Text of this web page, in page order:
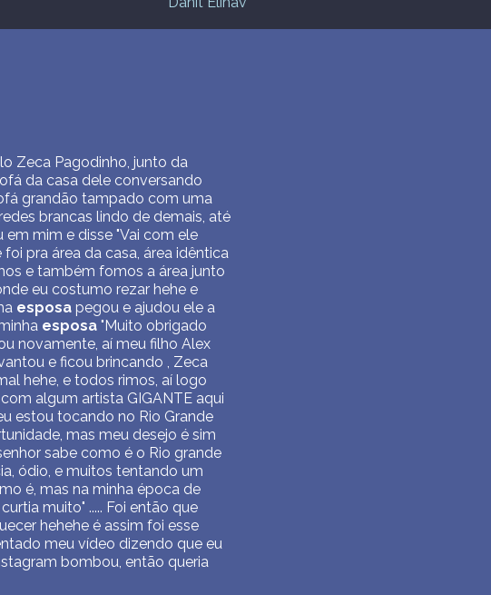
Zeca Pagodinho, junto da
da casa dele conversando
grandão tampado com uma
brancas lindo de demais, até
mim e disse "Vai com ele
pra área da casa, área idêntica
e também fomos a área junto
eu costumo rezar hehe e
esposapegou e ajudou ele a
esposa"Muito obrigado
novamente, aí meu filho Alex
e ficou brincando , Zeca
hehe, e todos rimos, aí logo
algum artista GIGANTE aqui
estou tocando no Rio Grande
mas meu desejo é sim
sabe como é o Rio grande
ódio, e muitos tentando um
é, mas na minha época de
muito" ..... Foi então que
hehehe é assim foi esse
meu vídeo dizendo que eu
bombou, então queria